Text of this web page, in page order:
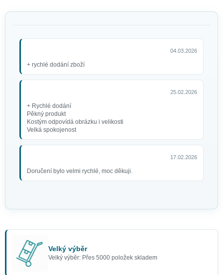
04.03.2026
+ rychlé dodání zboží
25.02.2026
+ Rychlé dodání
Pěkný produkt
Kostým odpovídá obrázku i velikosti
Velká spokojenost
17.02.2026
Doručení bylo velmi rychlé, moc děkuji.
Velký výběr
Velký výběr: Přes 5000 položek skladem